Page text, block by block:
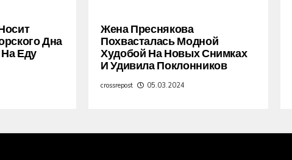
Дна
Еду
Жена Преснякова
Похвасталась Модной
Худобой На Новых Снимках
И Удивила Поклонников
crossrepost 05.03.2024